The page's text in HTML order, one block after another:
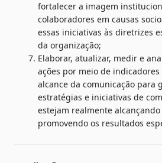
fortalecer a imagem
colaboradores em causas
essas iniciativas às diretrizes
da organização;
Elaborar, atualizar, medir e
ações por meio de
alcance da comunicação para
estratégias e iniciativas de
estejam realmente
promovendo os resultados